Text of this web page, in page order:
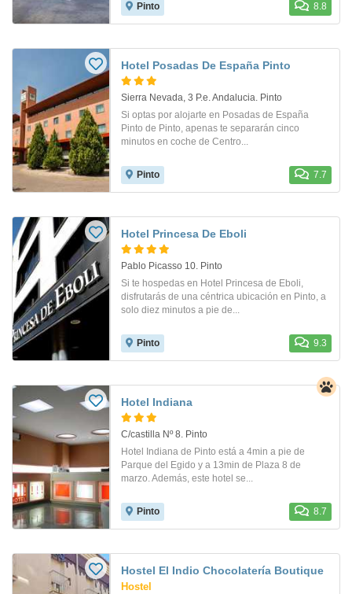
Pinto 8.8
Hotel Posadas De España Pinto
Sierra Nevada, 3 P.e. Andalucia. Pinto
Si optas por alojarte en Posadas de España
Pinto de Pinto, apenas te separarán cinco
minutos en coche de Centro...
Pinto 7.7
Hotel Princesa De Eboli
Pablo Picasso 10. Pinto
Si te hospedas en Hotel Princesa de Eboli,
disfrutarás de una céntrica ubicación en Pinto, a
solo diez minutos a pie de...
Pinto 9.3
Hotel Indiana
C/castilla Nº 8. Pinto
Hotel Indiana de Pinto está a 4min a pie de
Parque del Egido y a 13min de Plaza 8 de
marzo. Además, este hotel se...
Pinto 8.7
Hostel El Indio Chocolatería Boutique
Hostel